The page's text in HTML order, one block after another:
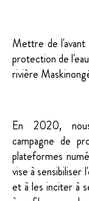
Mettre de l'avant
protection de
rivière
En 2020,
campagne de
plateformes
vise à sensibiliser
et à les inciter à